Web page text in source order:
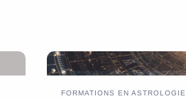
FORMATIONS EN ASTROLOGIE